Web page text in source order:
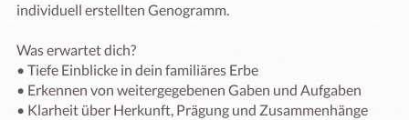
individuell erstellten Genogramm.
Was erwartet dich?
• Tiefe Einblicke in dein familiäres Erbe
• Erkennen von weitergegebenen Gaben und Aufgaben
• Klarheit über Herkunft, Prägung und Zusammenhänge